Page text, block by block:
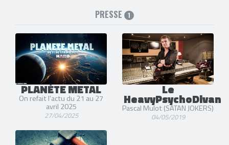
PRESSE 1
PLANÈTE METAL
On refait l'actu du 21 au 27
avril 2025
27/04/2025
Le
HeavyPsychoDivan
Pascal Mulot (SATAN JOKERS)
04/05/2019